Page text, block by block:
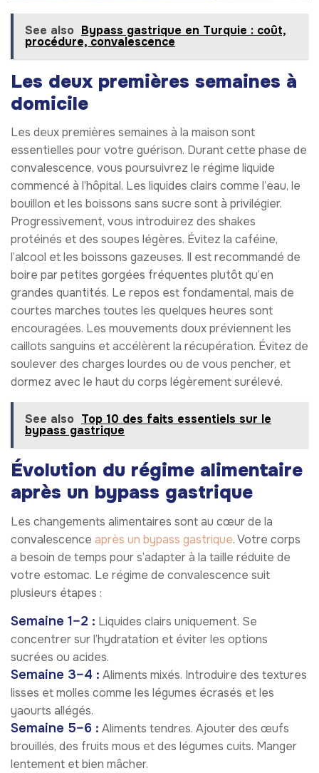
See also Bypass gastrique en Turquie : coût,
procédure, convalescence
Les deux premières semaines à
domicile
Les deux premières semaines à la maison sont
essentielles pour votre guérison. Durant cette phase de
convalescence, vous poursuivrez le régime liquide
commencé à l’hôpital. Les liquides clairs comme l’eau, le
bouillon et les boissons sans sucre sont à privilégier.
Progressivement, vous introduirez des shakes
protéinés et des soupes légères. Évitez la caféine,
l’alcool et les boissons gazeuses. Il est recommandé de
boire par petites gorgées fréquentes plutôt qu’en
grandes quantités. Le repos est fondamental, mais de
courtes marches toutes les quelques heures sont
encouragées. Les mouvements doux préviennent les
caillots sanguins et accélèrent la récupération. Évitez de
soulever des charges lourdes ou de vous pencher, et
dormez avec le haut du corps légèrement surélevé.
See also Top 10 des faits essentiels sur le
bypass gastrique
Évolution du régime alimentaire
après un bypass gastrique
Les changements alimentaires sont au cœur de la
convalescence après un bypass gastrique. Votre corps
a besoin de temps pour s’adapter à la taille réduite de
votre estomac. Le régime de convalescence suit
plusieurs étapes :
Semaine 1–2 : Liquides clairs uniquement. Se
concentrer sur l’hydratation et éviter les options
sucrées ou acides.
Semaine 3–4 : Aliments mixés. Introduire des textures
lisses et molles comme les légumes écrasés et les
yaourts allégés.
Semaine 5–6 : Aliments tendres. Ajouter des œufs
brouillés, des fruits mous et des légumes cuits. Manger
lentement et bien mâcher.